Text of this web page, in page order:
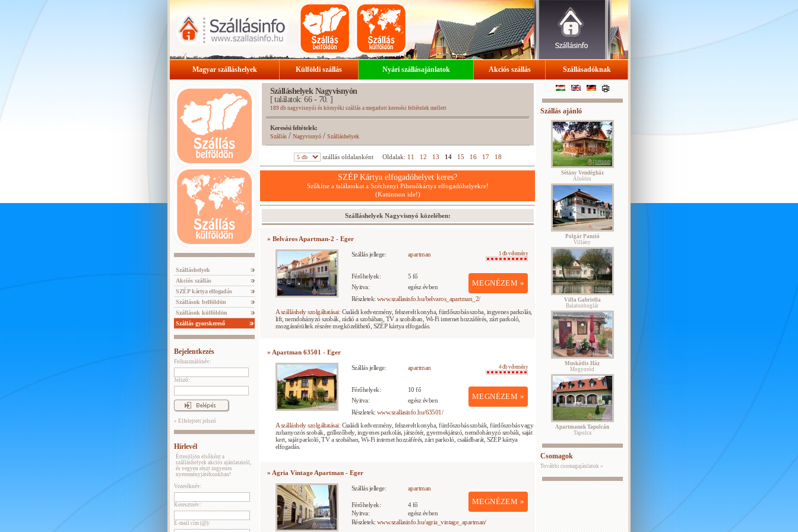
Magyar szálláshelyek Külföldi szállás Nyári szállásajánlatok Akciós szállás Szállásadóknak
Szálláshelyek
Akciós szállás
SZÉP kártya elfogadás
Szállások belföldön
Szállások külföldön
Szállás gyorskereső
Bejelentkezés
Felhasználónév:
Jelszó:
» Elfelejtett jelszó
Hírlevél
Értesüljön elsőként a
szálláshelyek akciós ajánlatairól,
és vegyen részt ingyenes
nyereményjátékunkban!
Vezetéknév:
Keresztnév:
E-mail cím (@):
Szálláshelyek Nagyvisnyón
[ találatok: 66 - 70. ]
189 db nagyvisnyói és környéki szállás a megadott keresési feltételek mellett
Keresési feltételek:
Szállás/ Nagyvisnyó/Szálláshelyek
szállás oldalanként Oldalak: 11 12 13 14 15 16 17 18
SZÉP Kártya elfogadóhelyet keres?
Szűkítse a találatokat a Széchenyi Pihenőkártya elfogadóhelyekre!
(Kattintson ide!)
Szálláshelyek Nagyvisnyó közelében:
» Belváros Apartman-2 - Eger
Szállás jellege: apartman 1 db vélemény
MEGNÉZEM »
Férőhelyek:
5 fő
Nyitva:
egész évben
Részletek: www.szallasinfo.hu/belvaros_apartman_2/
A szálláshely szolgáltatásai: Családi kedvezmény, felszerelt konyha, fürdőszobás szoba, ingyenes parkolás,
lift, nemdohányzó szobák, rádió a szobában, TV a szobában, Wi-Fi internet hozzáférés, zárt parkoló,
mozgássérültek részére megközelíthető, SZÉP kártya elfogadás.
» Apartman 63501 - Eger
Szállás jellege: apartman 4 db vélemény
MEGNÉZEM »
Férőhelyek:
10 fő
Nyitva:
egész évben
Részletek: www.szallasinfo.hu/63501/
A szálláshely szolgáltatásai: Családi kedvezmény, felszerelt konyha, fürdőszobás szobák, fürdőszobás vagy
zuhanyozós szobák, grillezőhely, ingyenes parkolás, játszótér, gyermekjátszó, nemdohányzó szobák, saját
kert, saját parkoló, TV a szobában, Wi-Fi internet hozzáférés, zárt parkoló, családbarát, SZÉP kártya
elfogadás.
» Agria Vintage Apartman - Eger
Szállás jellege: apartman
MEGNÉZEM »
Férőhelyek:
4 fő
Nyitva:
egész évben
Részletek: www.szallasinfo.hu/agria_vintage_apartman/
Szállás ajánló
Sétány Vendégház
Alsóörs
Polgár Panzió
Villány
Villa Gabriella
Balatonboglár
Muskátlis Ház
Mogyoród
Apartmanok Tapolcán
Tapolca
Csomagok
További csomagajánlatok »